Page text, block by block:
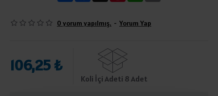
0 yorum yapılmış. - Yorum Yap
106,25 ₺
Koli İçi Adeti 8 Adet